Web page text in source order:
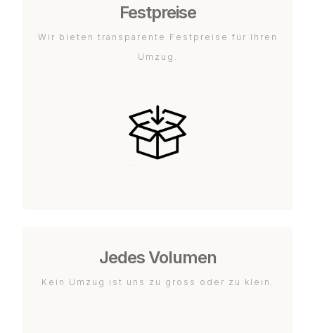
Festpreise
Wir bieten transparente Festpreise für Ihren
Umzug.
Jedes Volumen
Kein Umzug ist uns zu gross oder zu klein.